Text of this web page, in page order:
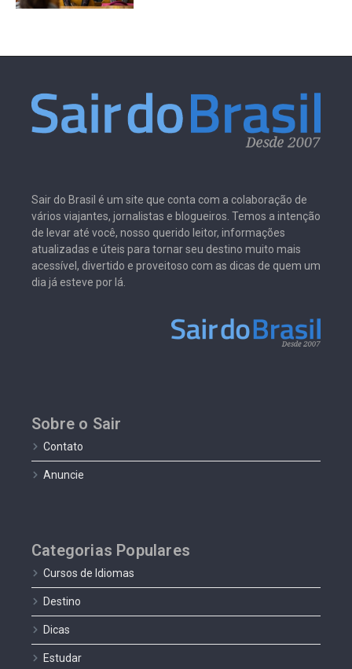
Sair do Brasil é um site que conta com a colaboração de
vários viajantes, jornalistas e blogueiros. Temos a intenção
de levar até você, nosso querido leitor, informações
atualizadas e úteis para tornar seu destino muito mais
acessível, divertido e proveitoso com as dicas de quem um
dia já esteve por lá.
Sobre o Sair
Contato
Anuncie
Categorias Populares
Cursos de Idiomas
Destino
Dicas
Estudar